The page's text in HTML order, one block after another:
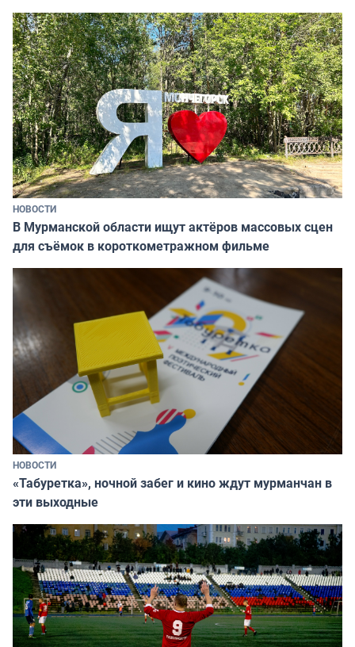
НОВОСТИ
В Мурманской области ищут актёров массовых сцен
для съёмок в короткометражном фильме
НОВОСТИ
«Табуретка», ночной забег и кино ждут мурманчан в
эти выходные